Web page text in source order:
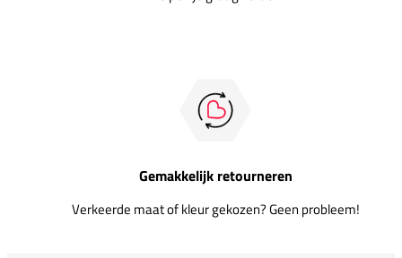
Gemakkelijk retourneren
Verkeerde maat of kleur gekozen? Geen probleem!